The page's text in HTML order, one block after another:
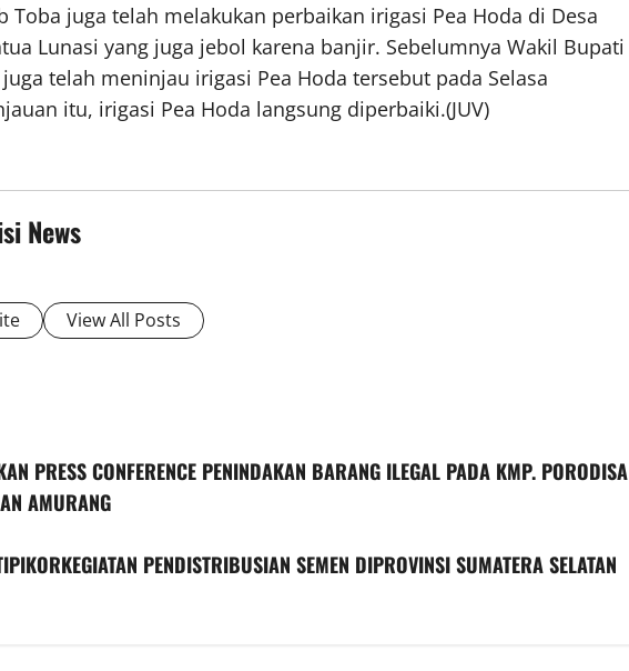
Toba juga telah melakukan perbaikan irigasi Pea Hoda di Desa
Lunasi yang juga jebol karena banjir. Sebelumnya Wakil Bupati
telah meninjau irigasi Pea Hoda tersebut pada Selasa
itu, irigasi Pea Hoda langsung diperbaiki.(JUV)
News
View All Posts
PRESS CONFERENCE PENINDAKAN BARANG ILEGAL PADA KMP. PORODISA
AMURANG
PENDISTRIBUSIAN SEMEN DIPROVINSI SUMATERA SELATAN